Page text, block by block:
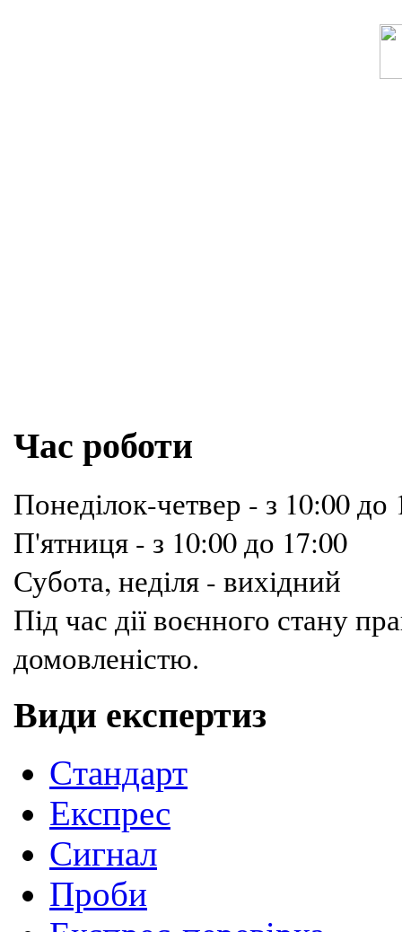
Час роботи
Понеділок-четвер - з 10:00 до
П'ятниця - з 10:00 до 17:00
Субота, неділя - вихідний
Під час дії воєнного стану
домовленістю.
Види експертиз
Cтандарт
Експрес
Сигнал
Проби